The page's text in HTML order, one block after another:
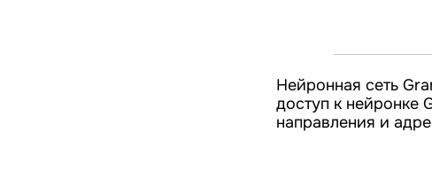
Нейронная сеть
доступ к нейронке
направления и